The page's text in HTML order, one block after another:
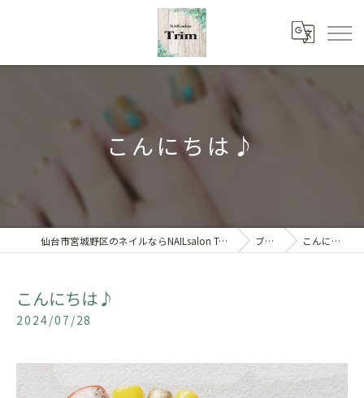
こんにちは♪
仙台市宮城野区のネイルならNAILsalon Trim 【トリム】 ブログ こんにちは♪
こんにちは♪
2024/07/28